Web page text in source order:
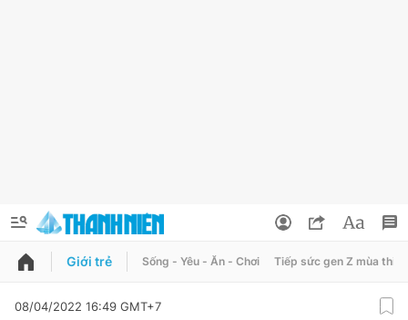
QUẢNG CÁO
Giới trẻ Sống - Yêu - Ăn - Chơi Tiếp sức gen Z mùa thi
08/04/2022 16:49 GMT+7